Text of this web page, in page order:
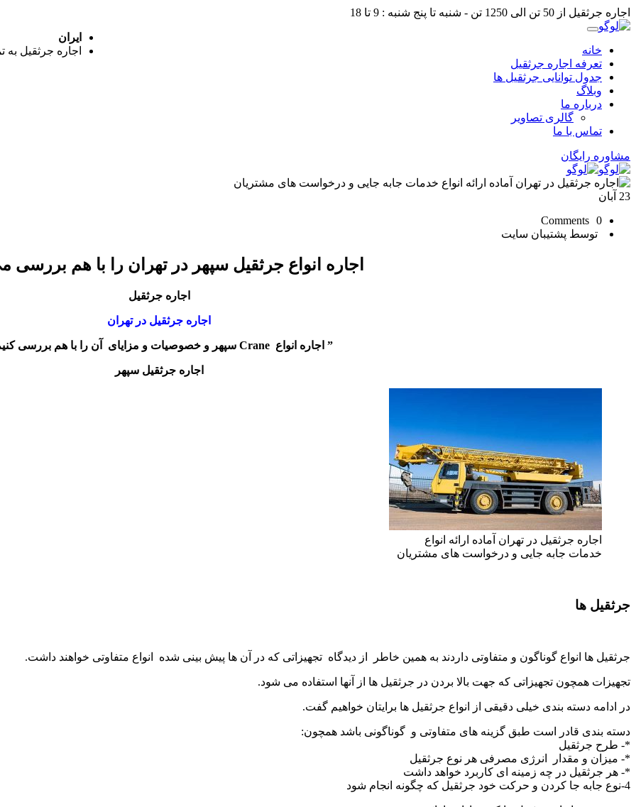
اجاره جرثقیل از 50 تن الی 1250 تن - شنبه تا پنج شنبه : 9 تا 18
ایران
اجاره جرثقیل به
خانه
تعرفه اجاره جرثقیل
جدول توانایی جرثقیل ها
وبلاگ
درباره ما
گالری تصاویر
تماس با ما
مشاوره رایگان
23 آبان
0 Comments
توسط پشتیبان سایت
اجاره انواع جرثقیل سپهر در تهران را با هم بررسی
اجاره جرثقیل
اجاره جرثقيل در تهران
” اجاره انواع Crane سپهر و خصوصیات و مزایای آن را با هم بررسی کنیم
اجاره جرثقیل سپهر
اجاره جرثقیل در تهران آماده ارائه انواع
خدمات جابه جایی و درخواست های مشتریان
جرثقیل ها
جرثقیل ها انواع گوناگون و متفاوتی داردند به همین خاطر از دیدگاه تجهیزاتی که در آن ها پیش بینی شده انواع متفاوتی خواهند داشت.
تجهیزات همچون تجهیزاتی که جهت بالا بردن در جرثقیل ها از آنها استفاده می شود.
در ادامه دسته بندی خیلی دقیقی از انواع جرثقیل ها برایتان خواهیم گفت.
دسته بندی قادر است طبق گزینه های متفاوتی و گوناگونی باشد همچون:
*- طرح جرثقیل
*- میزان و مقدار انرژی مصرفی هر نوع جرثقیل
*- هر جرثقیل در چه زمینه ای کاربرد خواهد داشت
4-نوع جابه جا کردن و حرکت خود جرثقیل که چگونه انجام شود